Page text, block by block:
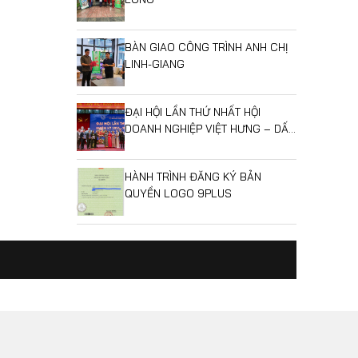
BÀN GIAO CÔNG TRÌNH ANH CHỊ
LINH-GIANG
ĐẠI HỘI LẦN THỨ NHẤT HỘI
DOANH NGHIỆP VIỆT HƯNG – DẤU
TRIỂN MỚI
HÀNH TRÌNH ĐĂNG KÝ BẢN
QUYỀN LOGO 9PLUS